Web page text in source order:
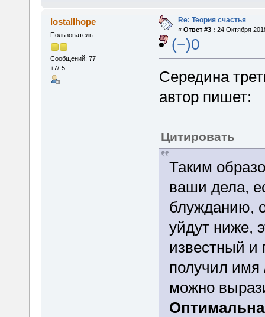
lostallhope
Пользователь
Сообщений: 77
+7/-5
Re: Теория счастья
« Ответ #3 : 24 Октября
(−)0
Середина
автор пишет:
Цитировать
Таким
ваши дела,
блужданию,
уйдут ниже,
известный и
получил имя
можно